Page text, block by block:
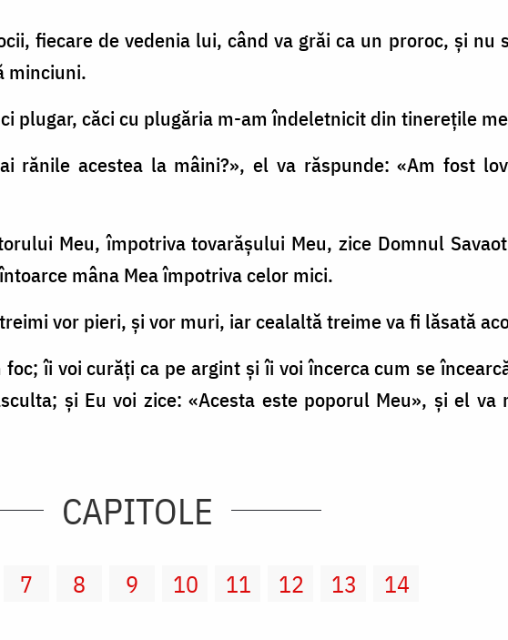
fiecare de vedenia lui, când va grăi ca un proroc, şi nu
minciuni.
plugar, căci cu plugăria m-am îndeletnicit din tinereţile
rănile acestea la mâini?», el va răspunde: «Am fost
Meu, împotriva tovarăşului Meu, zice Domnul
mâna Mea împotriva celor mici.
vor pieri, şi vor muri, iar cealaltă treime va fi lăsată
îi voi curăţi ca pe argint şi îi voi încerca cum se
şi Eu voi zice: «Acesta este poporul Meu», şi el va
CAPITOLE
7 8 9 10 11 12 13 14